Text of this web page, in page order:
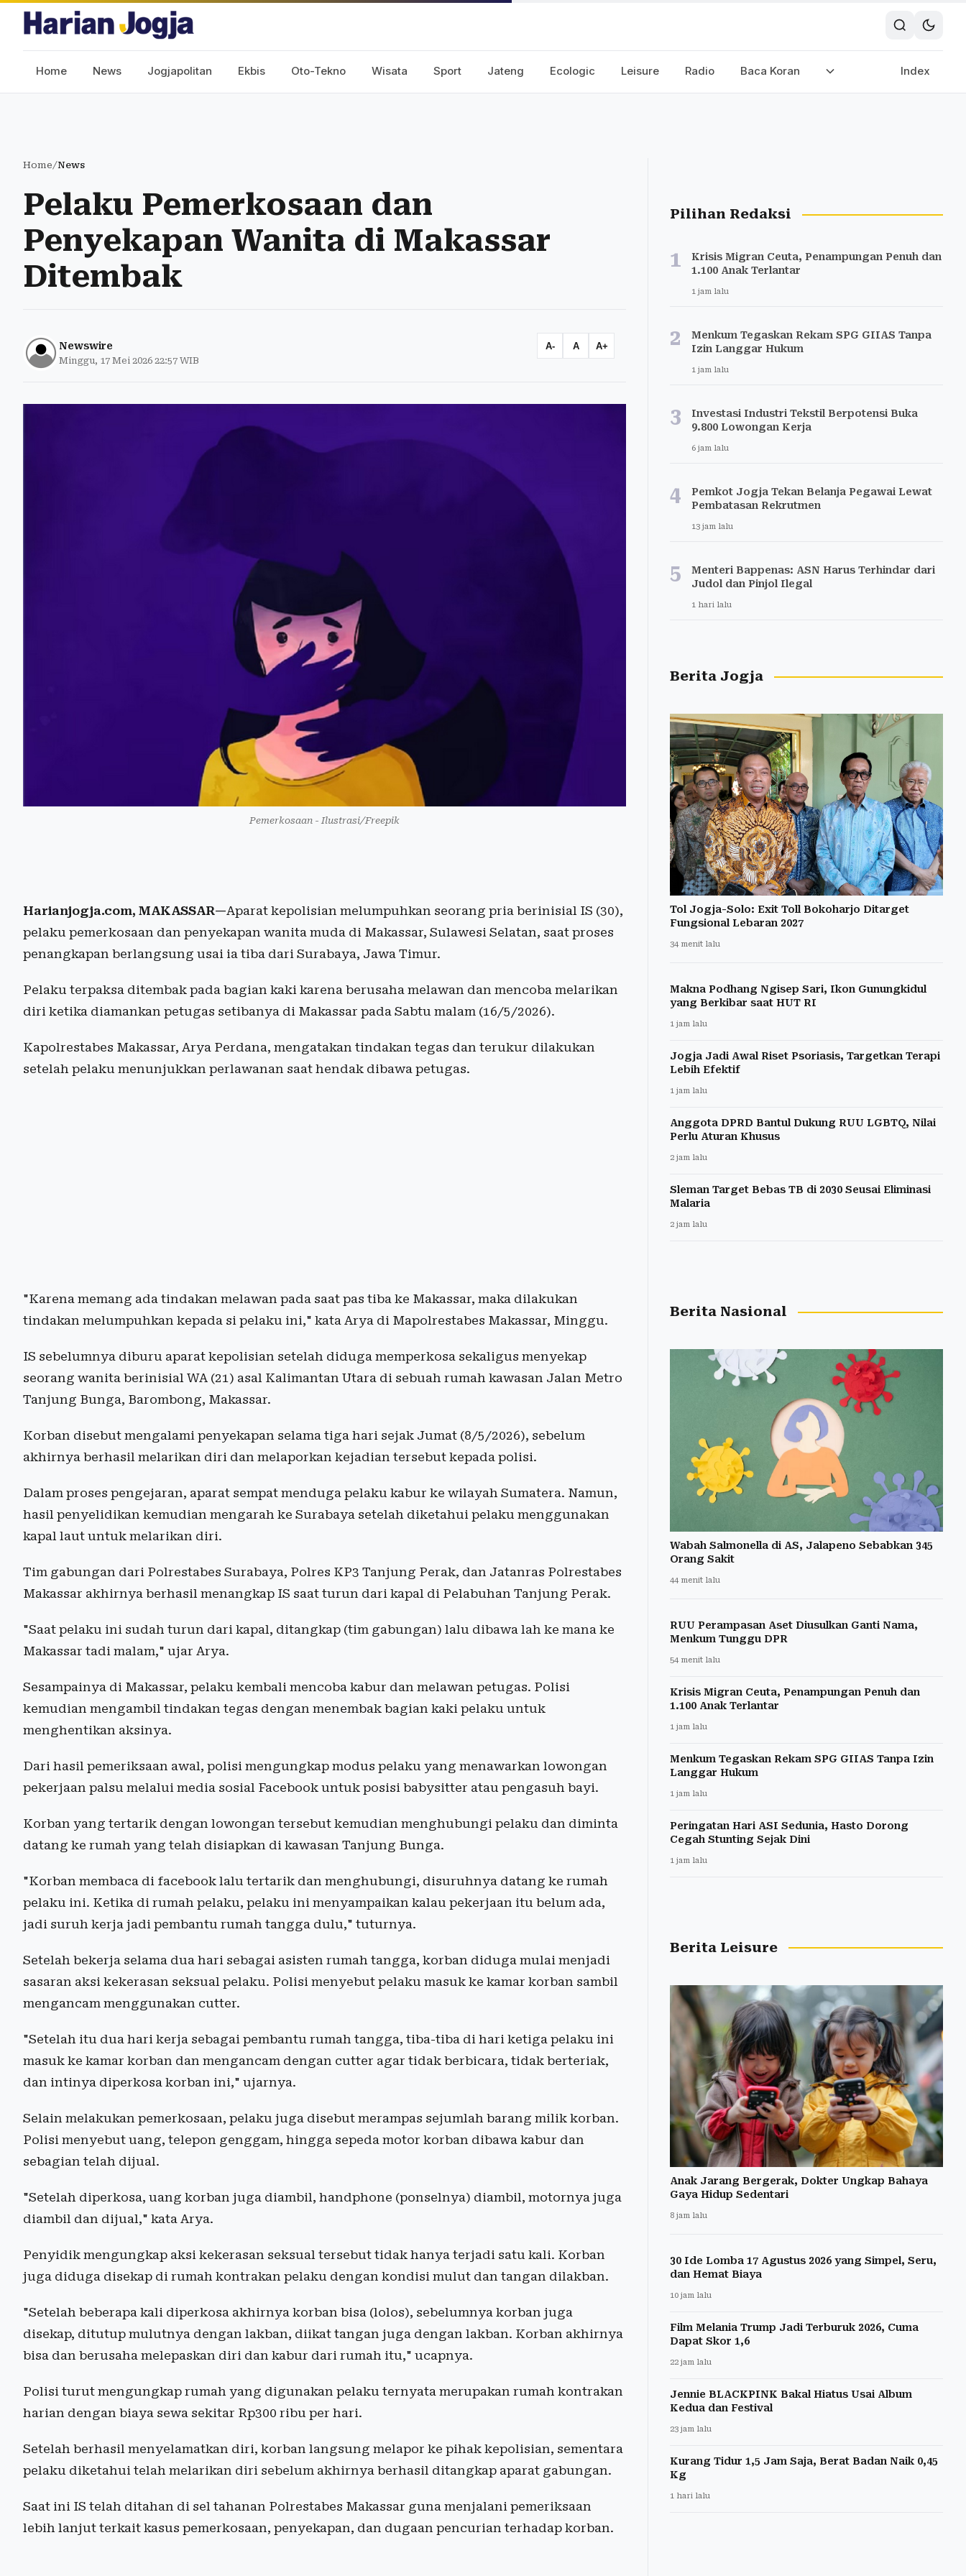
Home News Jogjapolitan Ekbis Oto-Tekno Wisata Sport Jateng Ecologic Leisure Radio Baca Koran Index
Home/News
Pelaku Pemerkosaan dan
Penyekapan Wanita di Makassar
Ditembak
Newswire
Minggu, 17 Mei 2026 22:57 WIB
A- A A+
Pemerkosaan - Ilustrasi/Freepik
Harianjogja.com, MAKASSAR—Aparat kepolisian melumpuhkan seorang pria berinisial IS (30),
pelaku pemerkosaan dan penyekapan wanita muda di Makassar, Sulawesi Selatan, saat proses
penangkapan berlangsung usai ia tiba dari Surabaya, Jawa Timur.
Pelaku terpaksa ditembak pada bagian kaki karena berusaha melawan dan mencoba melarikan
diri ketika diamankan petugas setibanya di Makassar pada Sabtu malam (16/5/2026).
Kapolrestabes Makassar, Arya Perdana, mengatakan tindakan tegas dan terukur dilakukan
setelah pelaku menunjukkan perlawanan saat hendak dibawa petugas.
"Karena memang ada tindakan melawan pada saat pas tiba ke Makassar, maka dilakukan
tindakan melumpuhkan kepada si pelaku ini," kata Arya di Mapolrestabes Makassar, Minggu.
IS sebelumnya diburu aparat kepolisian setelah diduga memperkosa sekaligus menyekap
seorang wanita berinisial WA (21) asal Kalimantan Utara di sebuah rumah kawasan Jalan Metro
Tanjung Bunga, Barombong, Makassar.
Korban disebut mengalami penyekapan selama tiga hari sejak Jumat (8/5/2026), sebelum
akhirnya berhasil melarikan diri dan melaporkan kejadian tersebut kepada polisi.
Dalam proses pengejaran, aparat sempat menduga pelaku kabur ke wilayah Sumatera. Namun,
hasil penyelidikan kemudian mengarah ke Surabaya setelah diketahui pelaku menggunakan
kapal laut untuk melarikan diri.
Tim gabungan dari Polrestabes Surabaya, Polres KP3 Tanjung Perak, dan Jatanras Polrestabes
Makassar akhirnya berhasil menangkap IS saat turun dari kapal di Pelabuhan Tanjung Perak.
"Saat pelaku ini sudah turun dari kapal, ditangkap (tim gabungan) lalu dibawa lah ke mana ke
Makassar tadi malam," ujar Arya.
Sesampainya di Makassar, pelaku kembali mencoba kabur dan melawan petugas. Polisi
kemudian mengambil tindakan tegas dengan menembak bagian kaki pelaku untuk
menghentikan aksinya.
Dari hasil pemeriksaan awal, polisi mengungkap modus pelaku yang menawarkan lowongan
pekerjaan palsu melalui media sosial Facebook untuk posisi babysitter atau pengasuh bayi.
Korban yang tertarik dengan lowongan tersebut kemudian menghubungi pelaku dan diminta
datang ke rumah yang telah disiapkan di kawasan Tanjung Bunga.
"Korban membaca di facebook lalu tertarik dan menghubungi, disuruhnya datang ke rumah
pelaku ini. Ketika di rumah pelaku, pelaku ini menyampaikan kalau pekerjaan itu belum ada,
jadi suruh kerja jadi pembantu rumah tangga dulu," tuturnya.
Setelah bekerja selama dua hari sebagai asisten rumah tangga, korban diduga mulai menjadi
sasaran aksi kekerasan seksual pelaku. Polisi menyebut pelaku masuk ke kamar korban sambil
mengancam menggunakan cutter.
"Setelah itu dua hari kerja sebagai pembantu rumah tangga, tiba-tiba di hari ketiga pelaku ini
masuk ke kamar korban dan mengancam dengan cutter agar tidak berbicara, tidak berteriak,
dan intinya diperkosa korban ini," ujarnya.
Selain melakukan pemerkosaan, pelaku juga disebut merampas sejumlah barang milik korban.
Polisi menyebut uang, telepon genggam, hingga sepeda motor korban dibawa kabur dan
sebagian telah dijual.
"Setelah diperkosa, uang korban juga diambil, handphone (ponselnya) diambil, motornya juga
diambil dan dijual," kata Arya.
Penyidik mengungkap aksi kekerasan seksual tersebut tidak hanya terjadi satu kali. Korban
juga diduga disekap di rumah kontrakan pelaku dengan kondisi mulut dan tangan dilakban.
"Setelah beberapa kali diperkosa akhirnya korban bisa (lolos), sebelumnya korban juga
disekap, ditutup mulutnya dengan lakban, diikat tangan juga dengan lakban. Korban akhirnya
bisa dan berusaha melepaskan diri dan kabur dari rumah itu," ucapnya.
Polisi turut mengungkap rumah yang digunakan pelaku ternyata merupakan rumah kontrakan
harian dengan biaya sewa sekitar Rp300 ribu per hari.
Setelah berhasil menyelamatkan diri, korban langsung melapor ke pihak kepolisian, sementara
pelaku diketahui telah melarikan diri sebelum akhirnya berhasil ditangkap aparat gabungan.
Saat ini IS telah ditahan di sel tahanan Polrestabes Makassar guna menjalani pemeriksaan
lebih lanjut terkait kasus pemerkosaan, penyekapan, dan dugaan pencurian terhadap korban.
Pilihan Redaksi
1
Krisis Migran Ceuta, Penampungan Penuh dan
1.100 Anak Terlantar
1 jam lalu
2
Menkum Tegaskan Rekam SPG GIIAS Tanpa
Izin Langgar Hukum
1 jam lalu
3
Investasi Industri Tekstil Berpotensi Buka
9.800 Lowongan Kerja
6 jam lalu
4
Pemkot Jogja Tekan Belanja Pegawai Lewat
Pembatasan Rekrutmen
13 jam lalu
5
Menteri Bappenas: ASN Harus Terhindar dari
Judol dan Pinjol Ilegal
1 hari lalu
Berita Jogja
Tol Jogja-Solo: Exit Toll Bokoharjo Ditarget
Fungsional Lebaran 2027
34 menit lalu
Makna Podhang Ngisep Sari, Ikon Gunungkidul
yang Berkibar saat HUT RI
1 jam lalu
Jogja Jadi Awal Riset Psoriasis, Targetkan Terapi
Lebih Efektif
1 jam lalu
Anggota DPRD Bantul Dukung RUU LGBTQ, Nilai
Perlu Aturan Khusus
2 jam lalu
Sleman Target Bebas TB di 2030 Seusai Eliminasi
Malaria
2 jam lalu
Berita Nasional
Wabah Salmonella di AS, Jalapeno Sebabkan 345
Orang Sakit
44 menit lalu
RUU Perampasan Aset Diusulkan Ganti Nama,
Menkum Tunggu DPR
54 menit lalu
Krisis Migran Ceuta, Penampungan Penuh dan
1.100 Anak Terlantar
1 jam lalu
Menkum Tegaskan Rekam SPG GIIAS Tanpa Izin
Langgar Hukum
1 jam lalu
Peringatan Hari ASI Sedunia, Hasto Dorong
Cegah Stunting Sejak Dini
1 jam lalu
Berita Leisure
Anak Jarang Bergerak, Dokter Ungkap Bahaya
Gaya Hidup Sedentari
8 jam lalu
30 Ide Lomba 17 Agustus 2026 yang Simpel, Seru,
dan Hemat Biaya
10 jam lalu
Film Melania Trump Jadi Terburuk 2026, Cuma
Dapat Skor 1,6
22 jam lalu
Jennie BLACKPINK Bakal Hiatus Usai Album
Kedua dan Festival
23 jam lalu
Kurang Tidur 1,5 Jam Saja, Berat Badan Naik 0,45
Kg
1 hari lalu